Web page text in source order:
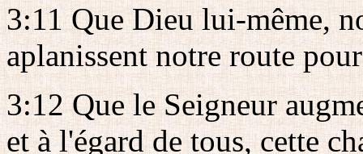
3:11 Que Dieu lui-même,
aplanissent notre route
3:12 Que le Seigneur
et à l'égard de tous, cette